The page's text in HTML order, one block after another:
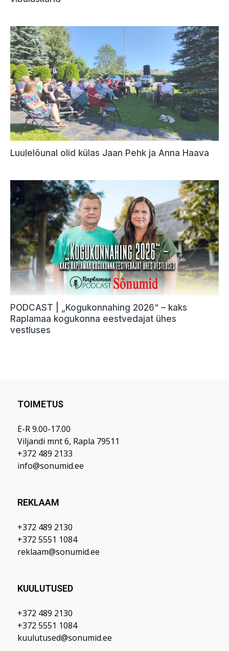
TOIMETUS
E-R 9.00-17.00
Viljandi mnt 6, Rapla 79511
+372 489 2133
info@sonumid.ee
REKLAAM
+372 489 2130
+372 5551 1084
reklaam@sonumid.ee
KUULUTUSED
+372 489 2130
+372 5551 1084
kuulutused@sonumid.ee